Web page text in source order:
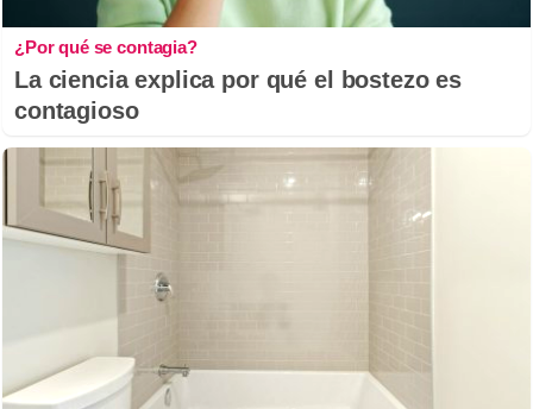
¿Por qué se contagia?
La ciencia explica por qué el bostezo es
contagioso